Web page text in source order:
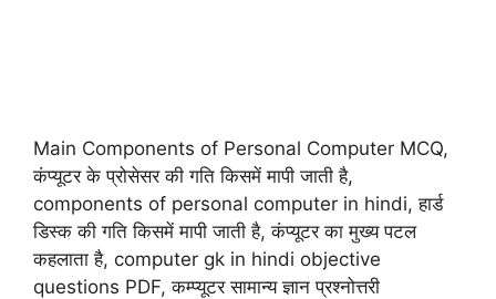
Main Components of Personal Computer MCQ,
कंप्यूटर के प्रोसेसर की गति किसमें मापी जाती है,
components of personal computer in hindi, हार्ड
डिस्क की गति किसमें मापी जाती है, कंप्यूटर का मुख्य पटल
कहलाता है, computer gk in hindi objective
questions PDF, कम्प्यूटर सामान्य ज्ञान प्रश्नोत्तरी